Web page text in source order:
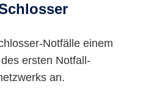
Notfälle einem
ersten Notfall-
an.